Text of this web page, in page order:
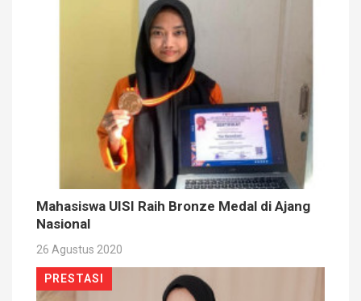
Mahasiswa UISI Raih Bronze Medal di Ajang
Nasional
26 Agustus 2020
PRESTASI